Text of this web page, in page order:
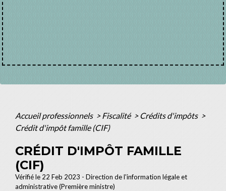
Accueil professionnels > Fiscalité > Crédits d'impôts >
Crédit d'impôt famille (CIF)
CRÉDIT D'IMPÔT FAMILLE
(CIF)
Vérifié le 22 Feb 2023 - Direction de l'information légale et
administrative (Première ministre)